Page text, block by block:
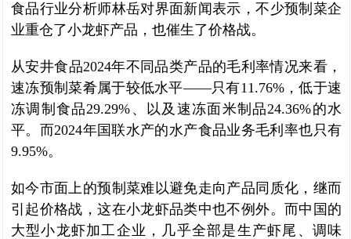
食品行业分析师林岳对界面新闻表示，不少预制菜企
业重仓了小龙虾产品，也催生了价格战。
从安井食品2024年不同品类产品的毛利率情况来看，
速冻预制菜肴属于较低水平——只有11.76%，低于速
冻调制食品29.29%、以及速冻面米制品24.36%的水
平。而2024年国联水产的水产食品业务毛利率也只有
9.95%。
如今市面上的预制菜难以避免走向产品同质化，继而
引起价格战，这在小龙虾品类中也不例外。而中国的
大型小龙虾加工企业，几乎全部是生产虾尾、调味